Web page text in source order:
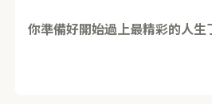
你準備好開始過上最精彩的人生